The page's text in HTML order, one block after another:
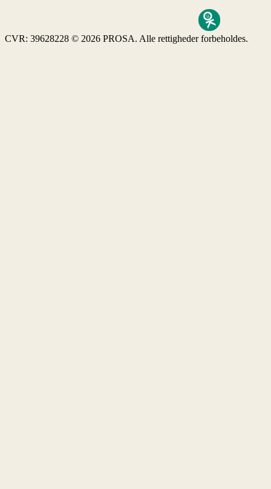
CVR: 39628228 © 2026 PROSA. Alle rettigheder forbeholdes.